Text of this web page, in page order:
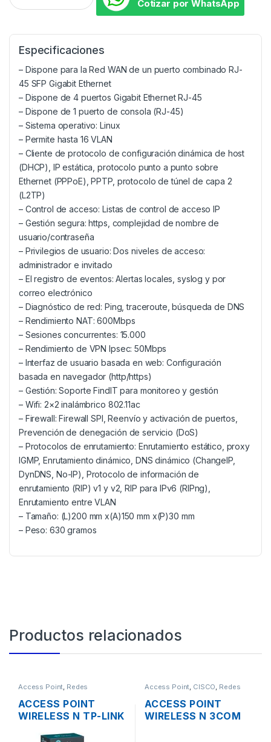
Cotizar por WhatsApp
Especificaciones
– Dispone para la Red WAN de un puerto combinado RJ-
45 SFP Gigabit Ethernet
– Dispone de 4 puertos Gigabit Ethernet RJ-45
– Dispone de 1 puerto de consola (RJ-45)
– Sistema operativo: Linux
– Permite hasta 16 VLAN
– Cliente de protocolo de configuración dinámica de host
(DHCP), IP estática, protocolo punto a punto sobre
Ethernet (PPPoE), PPTP, protocolo de túnel de capa 2
(L2TP)
– Control de acceso: Listas de control de acceso IP
– Gestión segura: https, complejidad de nombre de
usuario/contraseña
– Privilegios de usuario: Dos niveles de acceso:
administrador e invitado
– El registro de eventos: Alertas locales, syslog y por
correo electrónico
– Diagnóstico de red: Ping, traceroute, búsqueda de DNS
– Rendimiento NAT: 600Mbps
– Sesiones concurrentes: 15.000
– Rendimiento de VPN Ipsec: 50Mbps
– Interfaz de usuario basada en web: Configuración
basada en navegador (http/https)
– Gestión: Soporte FindIT para monitoreo y gestión
– Wifi: 2×2 inalámbrico 802.11ac
– Firewall: Firewall SPI, Reenvío y activación de puertos,
Prevención de denegación de servicio (DoS)
– Protocolos de enrutamiento: Enrutamiento estático, proxy
IGMP, Enrutamiento dinámico, DNS dinámico (ChangeIP,
DynDNS, No-IP), Protocolo de información de
enrutamiento (RIP) v1 y v2, RIP para IPv6 (RIPng),
Enrutamiento entre VLAN
– Tamaño: (L)200 mm x(A)150 mm x(P)30 mm
– Peso: 630 gramos
Productos relacionados
Access Point, Redes
ACCESS POINT
WIRELESS N TP-LINK
Access Point, CISCO, Redes
ACCESS POINT
WIRELESS N 3COM